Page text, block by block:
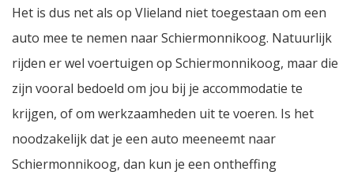
Het is dus net als op Vlieland niet toegestaan om een
auto mee te nemen naar Schiermonnikoog. Natuurlijk
rijden er wel voertuigen op Schiermonnikoog, maar die
zijn vooral bedoeld om jou bij je accommodatie te
krijgen, of om werkzaamheden uit te voeren. Is het
noodzakelijk dat je een auto meeneemt naar
Schiermonnikoog, dan kun je een ontheffing